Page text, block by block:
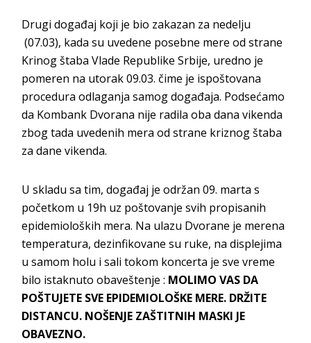
Drugi događaj koji je bio zakazan za nedelju
(07.03), kada su uvedene posebne mere od strane
Krinog štaba Vlade Republike Srbije, uredno je
pomeren na utorak 09.03. čime je ispoštovana
procedura odlaganja samog događaja. Podsećamo
da Kombank Dvorana nije radila oba dana vikenda
zbog tada uvedenih mera od strane kriznog štaba
za dane vikenda.
U skladu sa tim, događaj je održan 09. marta s
početkom u 19h uz poštovanje svih propisanih
epidemioloških mera. Na ulazu Dvorane je merena
temperatura, dezinfikovane su ruke, na displejima
u samom holu i sali tokom koncerta je sve vreme
bilo istaknuto obaveštenje : MOLIMO VAS DA
POŠTUJETE SVE EPIDEMIOLOŠKE MERE. DRŽITE
DISTANCU. NOŠENJE ZAŠTITNIH MASKI JE
OBAVEZNO.